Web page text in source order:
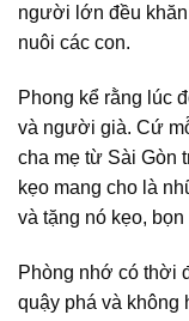
người lớn đều
nuôi các con.
Phong kể rằng lúc
và người già. Cứ
cha mẹ từ Sài Gòn
kẹo mang cho là
và tặng nó kẹo,
Phòng nhớ có thời
quậy phá và không